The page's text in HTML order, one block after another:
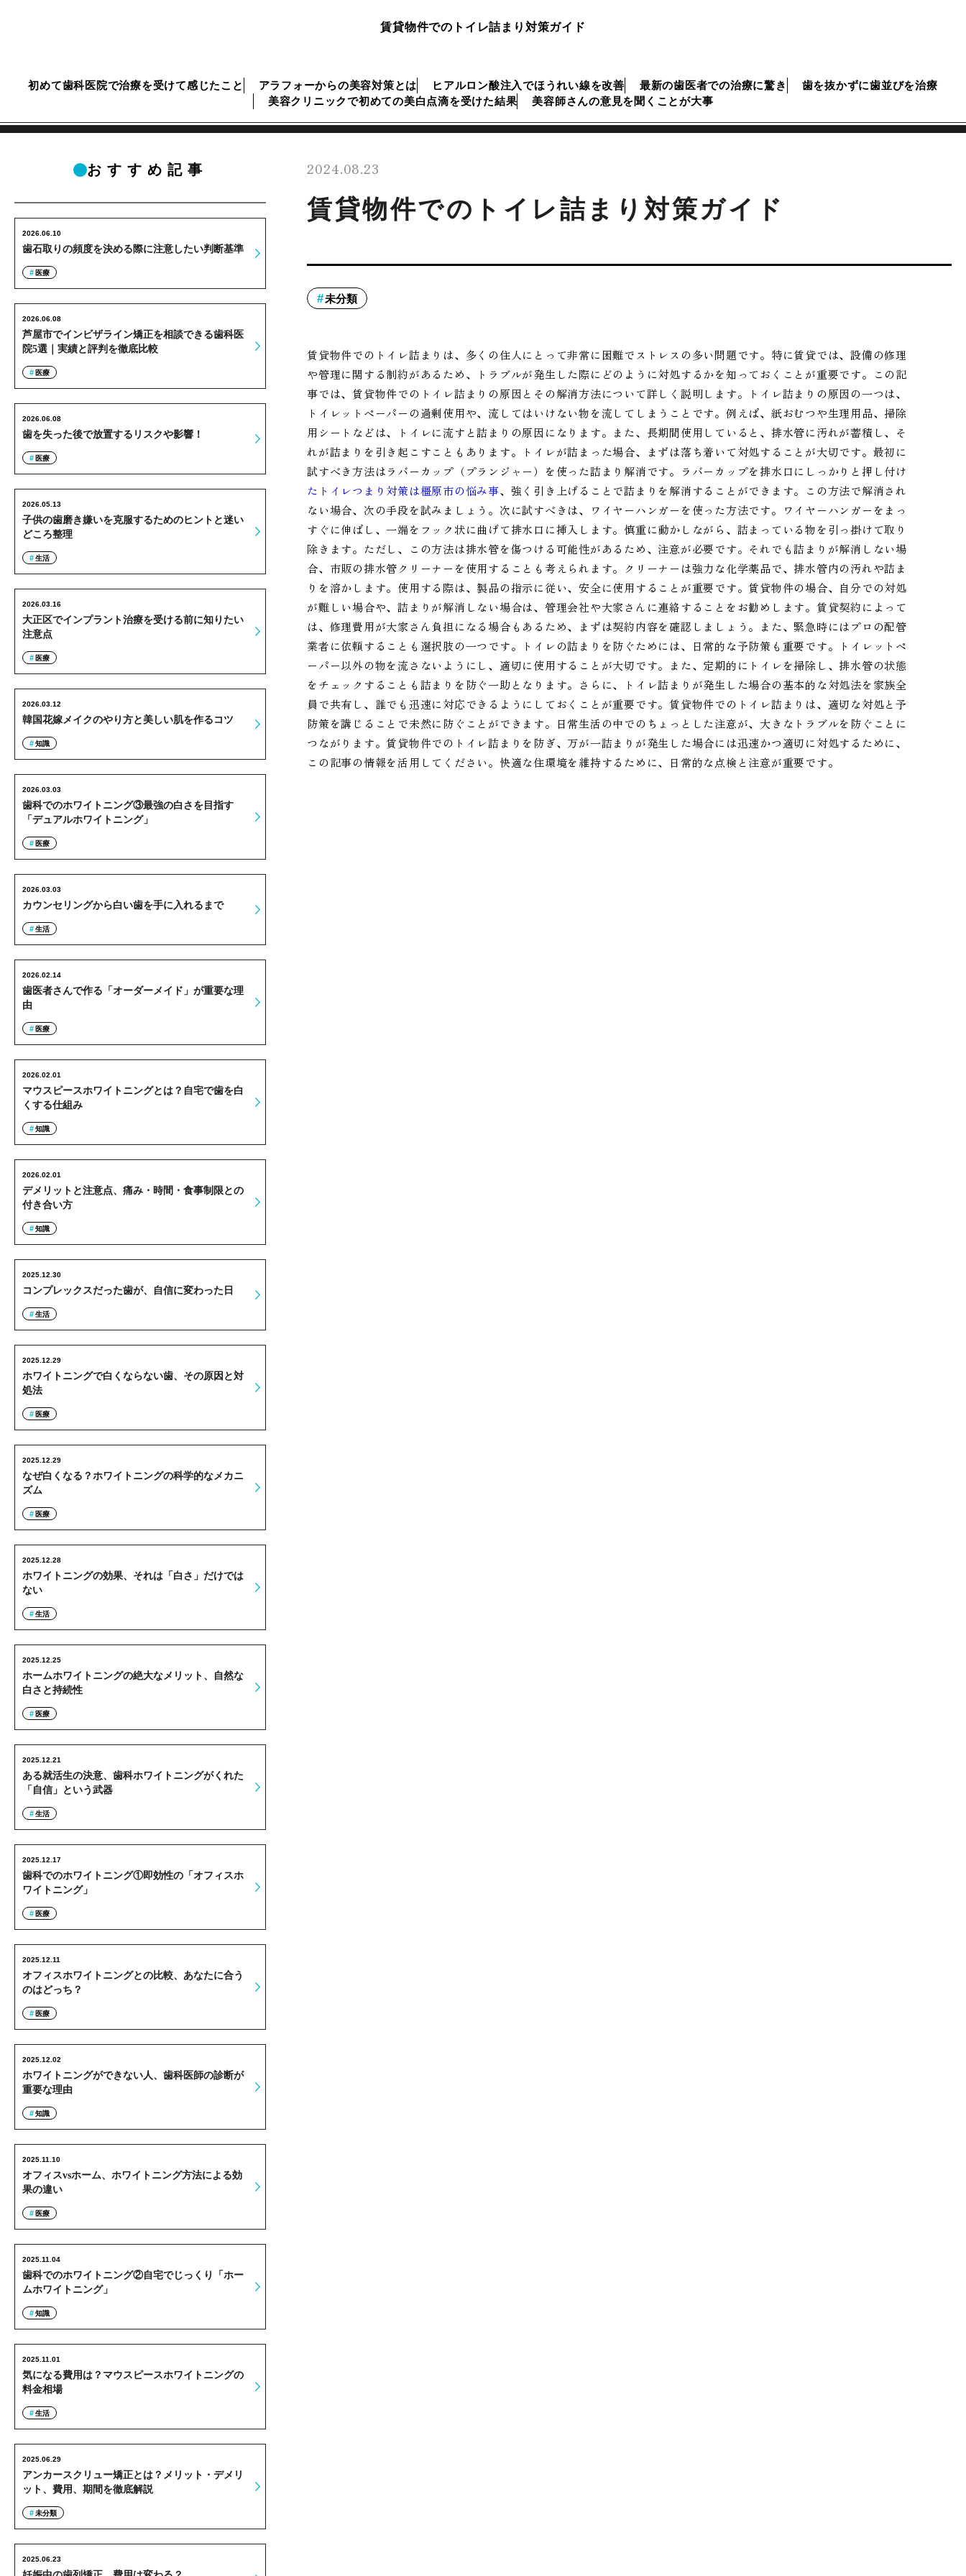
賃貸物件でのトイレ詰まり対策ガイド
初めて歯科医院で治療を受けて感じたこと アラフォーからの美容対策とは ヒアルロン酸注入でほうれい線を改善 最新の歯医者での治療に驚き
歯を抜かずに歯並びを治療
美容クリニックで初めての美白点滴を受けた結果
美容師さんの意見を聞くことが大事
2024.08.23
賃貸物件でのトイレ詰まり対策ガイド
未分類
賃貸物件でのトイレ詰まりは、多くの住人にとって非常に困難でストレスの多い問題です。特に賃貸では、設備の修理
や管理に関する制約があるため、トラブルが発生した際にどのように対処するかを知っておくことが重要です。この記
事では、賃貸物件でのトイレ詰まりの原因とその解消方法について詳しく説明します。トイレ詰まりの原因の一つは、
トイレットペーパーの過剰使用や、流してはいけない物を流してしまうことです。例えば、紙おむつや生理用品、掃除
用シートなどは、トイレに流すと詰まりの原因になります。また、長期間使用していると、排水管に汚れが蓄積し、そ
れが詰まりを引き起こすこともあります。トイレが詰まった場合、まずは落ち着いて対処することが大切です。最初に
試すべき方法はラバーカップ（プランジャー）を使った詰まり解消です。ラバーカップを排水口にしっかりと押し付け
たトイレつまり対策は橿原市の悩み事、強く引き上げることで詰まりを解消することができます。この方法で解消され
ない場合、次の手段を試みましょう。次に試すべきは、ワイヤーハンガーを使った方法です。ワイヤーハンガーをまっ
すぐに伸ばし、一端をフック状に曲げて排水口に挿入します。慎重に動かしながら、詰まっている物を引っ掛けて取り
除きます。ただし、この方法は排水管を傷つける可能性があるため、注意が必要です。それでも詰まりが解消しない場
合、市販の排水管クリーナーを使用することも考えられます。クリーナーは強力な化学薬品で、排水管内の汚れや詰ま
りを溶かします。使用する際は、製品の指示に従い、安全に使用することが重要です。賃貸物件の場合、自分での対処
が難しい場合や、詰まりが解消しない場合は、管理会社や大家さんに連絡することをお勧めします。賃貸契約によって
は、修理費用が大家さん負担になる場合もあるため、まずは契約内容を確認しましょう。また、緊急時にはプロの配管
業者に依頼することも選択肢の一つです。トイレの詰まりを防ぐためには、日常的な予防策も重要です。トイレットペ
ーパー以外の物を流さないようにし、適切に使用することが大切です。また、定期的にトイレを掃除し、排水管の状態
をチェックすることも詰まりを防ぐ一助となります。さらに、トイレ詰まりが発生した場合の基本的な対処法を家族全
員で共有し、誰でも迅速に対応できるようにしておくことが重要です。賃貸物件でのトイレ詰まりは、適切な対処と予
防策を講じることで未然に防ぐことができます。日常生活の中でのちょっとした注意が、大きなトラブルを防ぐことに
つながります。賃貸物件でのトイレ詰まりを防ぎ、万が一詰まりが発生した場合には迅速かつ適切に対処するために、
この記事の情報を活用してください。快適な住環境を維持するために、日常的な点検と注意が重要です。
おすすめ記事
歯石取りの頻度を決める際に注意したい判断基準
2026.06.10
医療
芦屋市でインビザライン矯正を相談できる歯科医
院5選｜実績と評判を徹底比較
2026.06.08
医療
歯を失った後で放置するリスクや影響！
2026.06.08
医療
子供の歯磨き嫌いを克服するためのヒントと迷い
どころ整理
2026.05.13
生活
大正区でインプラント治療を受ける前に知りたい
注意点
2026.03.16
医療
韓国花嫁メイクのやり方と美しい肌を作るコツ
2026.03.12
知識
歯科でのホワイトニング③最強の白さを目指す
「デュアルホワイトニング」
2026.03.03
医療
カウンセリングから白い歯を手に入れるまで
2026.03.03
生活
歯医者さんで作る「オーダーメイド」が重要な理
由
2026.02.14
医療
マウスピースホワイトニングとは？自宅で歯を白
くする仕組み
2026.02.01
知識
デメリットと注意点、痛み・時間・食事制限との
付き合い方
2026.02.01
知識
コンプレックスだった歯が、自信に変わった日
2025.12.30
生活
ホワイトニングで白くならない歯、その原因と対
処法
2025.12.29
医療
なぜ白くなる？ホワイトニングの科学的なメカニ
ズム
2025.12.29
医療
ホワイトニングの効果、それは「白さ」だけでは
ない
2025.12.28
生活
ホームホワイトニングの絶大なメリット、自然な
白さと持続性
2025.12.25
医療
ある就活生の決意、歯科ホワイトニングがくれた
「自信」という武器
2025.12.21
生活
歯科でのホワイトニング①即効性の「オフィスホ
ワイトニング」
2025.12.17
医療
オフィスホワイトニングとの比較、あなたに合う
のはどっち？
2025.12.11
医療
ホワイトニングができない人、歯科医師の診断が
重要な理由
2025.12.02
知識
オフィスvsホーム、ホワイトニング方法による効
果の違い
2025.11.10
医療
歯科でのホワイトニング②自宅でじっくり「ホー
ムホワイトニング」
2025.11.04
知識
気になる費用は？マウスピースホワイトニングの
料金相場
2025.11.01
生活
アンカースクリュー矯正とは？メリット・デメリ
ット、費用、期間を徹底解説
2025.06.29
未分類
2025.06.23